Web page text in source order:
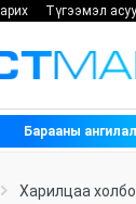
Түгээмэл
Барааны ангилал
Харилцаа